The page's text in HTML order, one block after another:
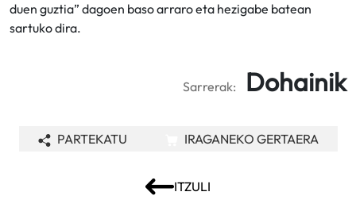
duen guztia” dagoen baso arraro eta hezigabe batean
sartuko dira.
Sarrerak: Dohainik
ITZULI
PARTEKATU IRAGANEKO GERTAERA